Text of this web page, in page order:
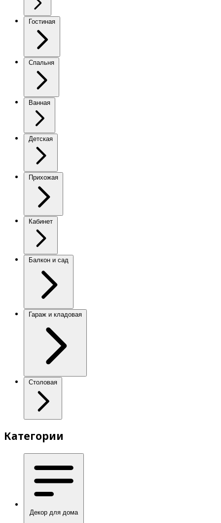
Гостиная
Спальня
Ванная
Детская
Прихожая
Кабинет
Балкон и сад
Гараж и кладовая
Столовая
Категории
Декор для дома